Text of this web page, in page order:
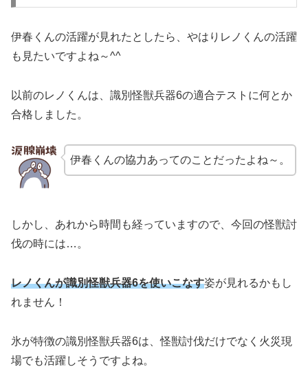
伊春くんの活躍が見れたとしたら、やはりレノくんの活躍
も見たいですよね～^^
以前のレノくんは、識別怪獣兵器6の適合テストに何とか
合格しました。
伊春くんの協力あってのことだったよね～。
しかし、あれから時間も経っていますので、今回の怪獣討
伐の時には…。
レノくんが識別怪獣兵器6を使いこなす姿が見れるかもし
れません！
氷が特徴の識別怪獣兵器6は、怪獣討伐だけでなく火災現
場でも活躍しそうですよね。